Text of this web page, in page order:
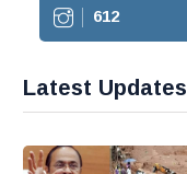
612
Latest Updates